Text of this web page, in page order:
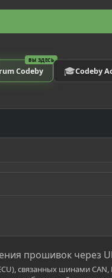
ВЫ ЗДЕСЬ
Codeby 🎓Codeby
прошивок через
связанных шинами